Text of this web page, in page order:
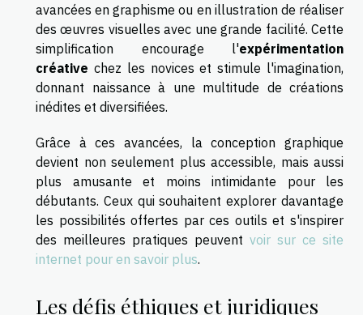
avancées en graphisme ou en illustration de réaliser
des œuvres visuelles avec une grande facilité. Cette
simplification encourage l'expérimentation
créative chez les novices et stimule l'imagination,
donnant naissance à une multitude de créations
inédites et diversifiées.
Grâce à ces avancées, la conception graphique
devient non seulement plus accessible, mais aussi
plus amusante et moins intimidante pour les
débutants. Ceux qui souhaitent explorer davantage
les possibilités offertes par ces outils et s'inspirer
des meilleures pratiques peuvent voir sur ce site
internet pour en savoir plus.
Les défis éthiques et juridiques